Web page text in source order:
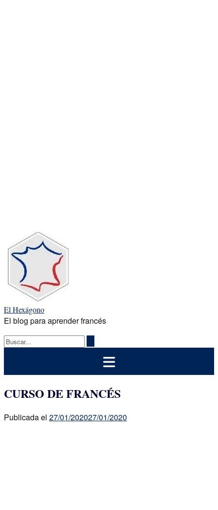
contenido
El Hexágono
El blog para aprender francés
CURSO DE FRANCÉS
Publicada el 27/01/202027/01/2020